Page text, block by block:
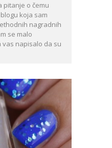
pitanje o čemu
koja sam
nagradnih
se malo
napisalo da su